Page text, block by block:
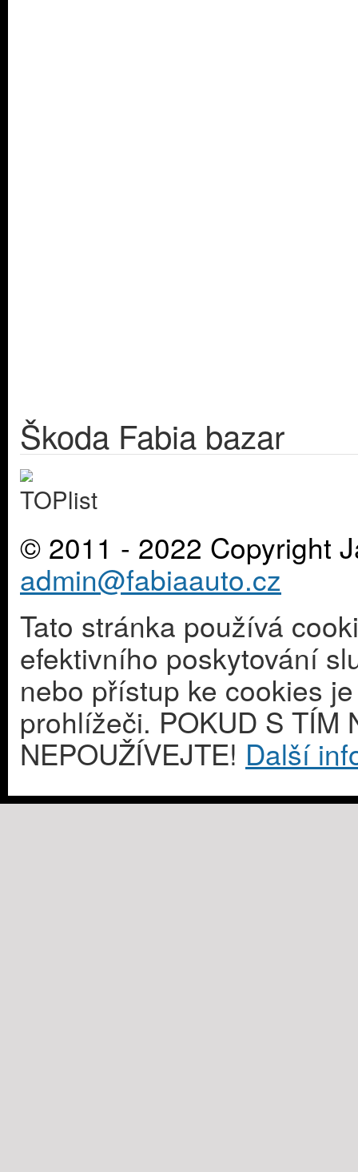
Škoda Fabia bazar
© 2011 - 2022 Copyright
admin@fabiaauto.cz
Tato stránka používá
efektivního poskytování
nebo přístup ke cookies
prohlížeči. POKUD S TÍM
NEPOUŽÍVEJTE! Další